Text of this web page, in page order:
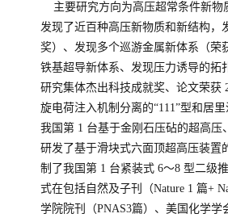
主要研究方向为高压超常条件新物
发现了近百种高压新物质和新结构，
奖）、发现多个巡游金属新体系（荣
铁基超导新体系、发现压力诱导的拓
研究集体杰出科技成就奖、论文荣获
旋电荷注入机制分离的“111”型和居
我国第 1 台基于金刚石压砧的超高压
研发了基于滑块式六面顶超高压装置
制了我国第 1 台紧装式 6～8 型二级
式在包括自然及子刊（Nature 1 篇+
学院院刊（PNAS3篇）、美国化学学